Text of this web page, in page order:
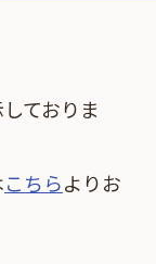
ておりま
こちらよりお